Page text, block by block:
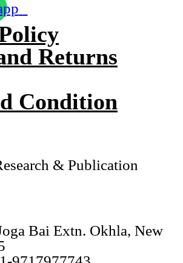
Returns
Condition
& Publication
Bai Extn. Okhla, New